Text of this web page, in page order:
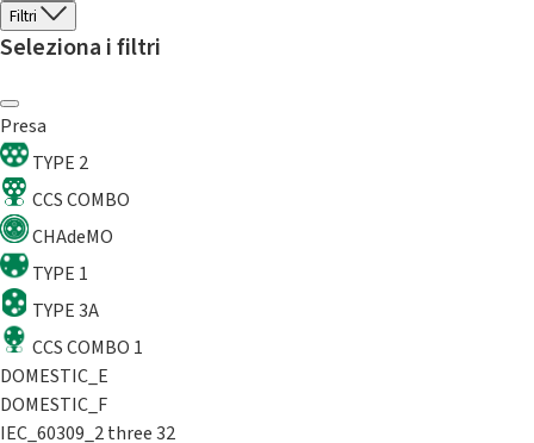
Filtri
Seleziona i filtri
Presa
TYPE 2
CCS COMBO
CHAdeMO
TYPE 1
TYPE 3A
CCS COMBO 1
DOMESTIC_E
DOMESTIC_F
IEC_60309_2 three 32